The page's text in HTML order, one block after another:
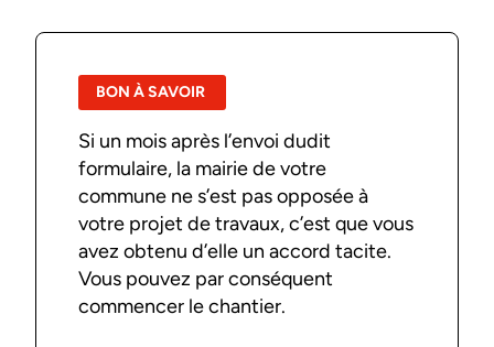
BON À SAVOIR
Si un mois après l’envoi dudit
formulaire, la mairie de votre
commune ne s’est pas opposée à
votre projet de travaux, c’est que vous
avez obtenu d’elle un accord tacite.
Vous pouvez par conséquent
commencer le chantier.